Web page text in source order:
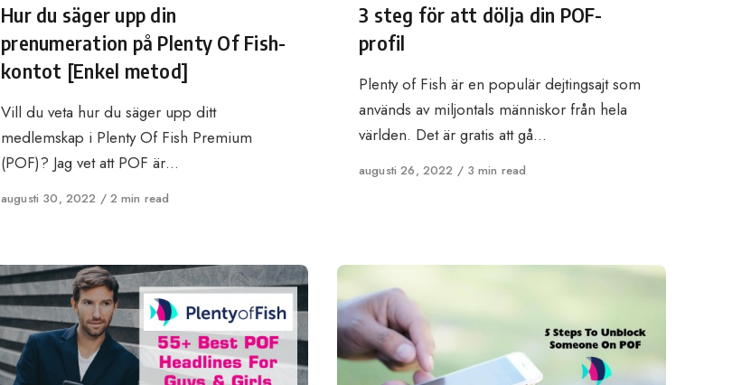
Hur du säger upp din
prenumeration på Plenty Of Fish-
kontot [Enkel metod]
Vill du veta hur du säger upp ditt
medlemskap i Plenty Of Fish Premium
(POF)? Jag vet att POF är…
Published
augusti 30, 2022 2 min read
3 steg för att dölja din POF-
profil
Plenty of Fish är en populär dejtingsajt som
används av miljontals människor från hela
världen. Det är gratis att gå…
Published
augusti 26, 2022 3 min read